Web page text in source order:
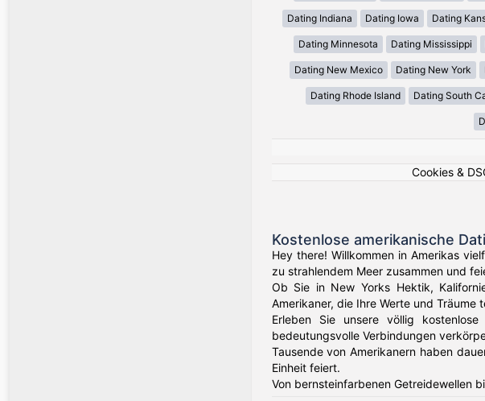
Dating Indiana Dating Iowa Dating
Dating Minnesota Dating Mississippi
Dating New Mexico Dating New York
Dating Rhode Island Dating South
Cookies &
Kostenlose amerikanische
Hey there! Willkommen in Amerikas
zu strahlendem Meer zusammen und
Ob Sie in New Yorks Hektik,
Amerikaner, die Ihre Werte und Träume
Erleben Sie unsere völlig
bedeutungsvolle Verbindungen
Tausende von Amerikanern haben
Einheit feiert.
Von bernsteinfarbenen Getreidewellen